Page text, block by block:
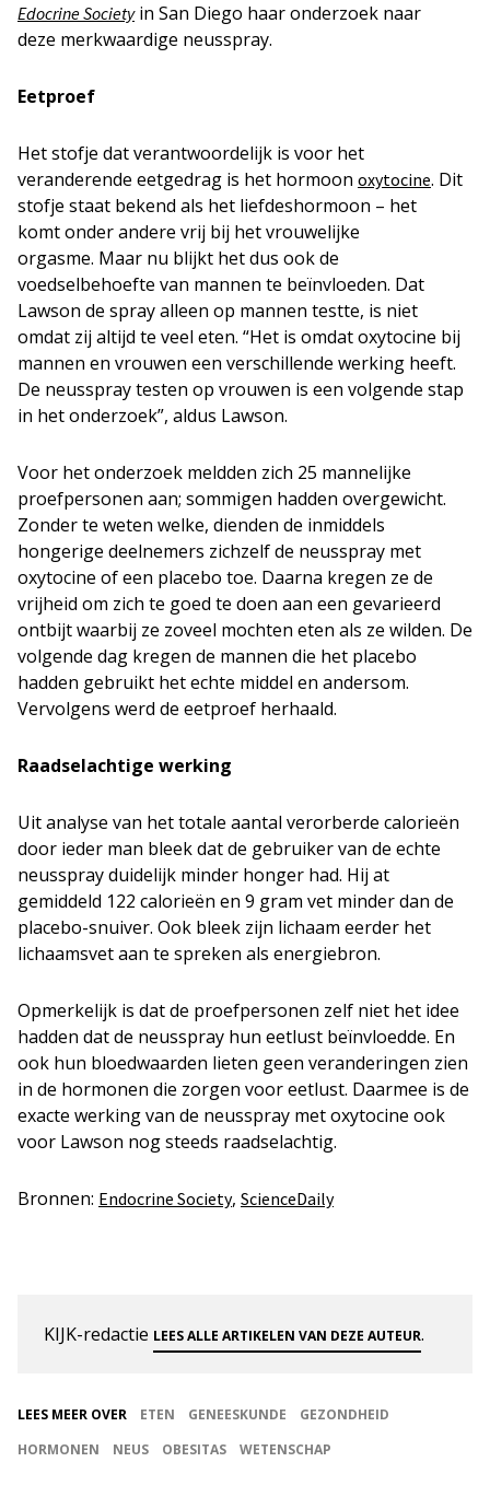
Edocrine Societyin San Diego haar onderzoek naar
deze merkwaardige neusspray.
Eetproef
Het stofje dat verantwoordelijk is voor het
veranderende eetgedrag is het hormoon oxytocine. Dit
stofje staat bekend als het liefdeshormoon – het
komt onder andere vrij bij het vrouwelijke
orgasme. Maar nu blijkt het dus ook de
voedselbehoefte van mannen te beïnvloeden. Dat
Lawson de spray alleen op mannen testte, is niet
omdat zij altijd te veel eten. “Het is omdat oxytocine bij
mannen en vrouwen een verschillende werking heeft.
De neusspray testen op vrouwen is een volgende stap
in het onderzoek”, aldus Lawson.
Voor het onderzoek meldden zich 25 mannelijke
proefpersonen aan; sommigen hadden overgewicht.
Zonder te weten welke, dienden de inmiddels
hongerige deelnemers zichzelf de neusspray met
oxytocine of een placebo toe. Daarna kregen ze de
vrijheid om zich te goed te doen aan een gevarieerd
ontbijt waarbij ze zoveel mochten eten als ze wilden. De
volgende dag kregen de mannen die het placebo
hadden gebruikt het echte middel en andersom.
Vervolgens werd de eetproef herhaald.
Raadselachtige werking
Uit analyse van het totale aantal verorberde calorieën
door ieder man bleek dat de gebruiker van de echte
neusspray duidelijk minder honger had. Hij at
gemiddeld 122 calorieën en 9 gram vet minder dan de
placebo-snuiver. Ook bleek zijn lichaam eerder het
lichaamsvet aan te spreken als energiebron.
Opmerkelijk is dat de proefpersonen zelf niet het idee
hadden dat de neusspray hun eetlust beïnvloedde. En
ook hun bloedwaarden lieten geen veranderingen zien
in de hormonen die zorgen voor eetlust. Daarmee is de
exacte werking van de neusspray met oxytocine ook
voor Lawson nog steeds raadselachtig.
Bronnen: Endocrine Society, ScienceDaily
KIJK-redactie LEES ALLE ARTIKELEN VAN DEZE AUTEUR.
LEES MEER OVER ETEN GENEESKUNDE
GEZONDHEID
HORMONEN
NEUS OBESITAS WETENSCHAP